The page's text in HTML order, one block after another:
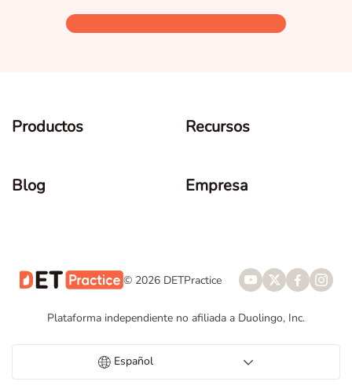
Productos Recursos
Blog Empresa
© 2026 DETPractice
Plataforma independiente no afiliada a Duolingo, Inc.
Español